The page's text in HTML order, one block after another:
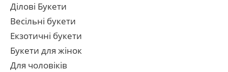
Ділові Букети
Весільні букети
Екзотичні букети
Букети для жінок
Для чоловіків